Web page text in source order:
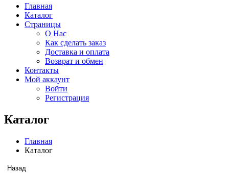
Главная
Каталог
Страницы
О Нас
Как сделать заказ
Доставка и оплата
Возврат и обмен
Контакты
Мой аккаунт
Войти
Регистрация
Каталог
Главная
Каталог
Назад